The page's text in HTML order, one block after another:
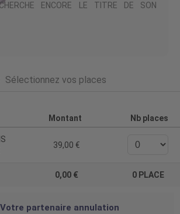
ENCORE LE TITRE DE SON
: les gens qui rendent ce pays
une psy hors de prix. Il y a donc les
il évoquera, dans un registre un peu
va parler névroses. Vous savez tout.
POW POW
Sélectionnez vos places
Montant Nb places
39,00
0,00 0 PLACE
Votre partenaire annulation